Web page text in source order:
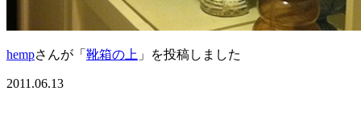
hempさんが「 靴箱の上 」を投稿しました
2011.06.13